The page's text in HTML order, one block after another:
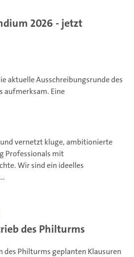
2026 - jetzt
aktuelle Ausschreibungsrunde des
aufmerksam. Eine
vernetzt kluge, ambitionierte
Professionals mit
Wir sind ein ideelles
des Philturms
des Philturms geplanten Klausuren